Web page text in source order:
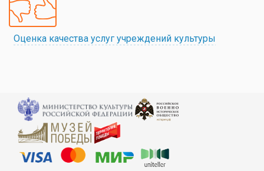
Оценка качества услуг учреждений культуры